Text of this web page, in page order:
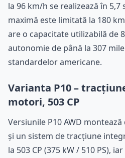
la 96 km/h se realizează în 5,7
maximă este limitată la 180
are o capacitate utilizabilă de
autonomie de până la 307
standardelor americane.
Varianta P10 –
motori, 503 CP
Versiunile P10 AWD
și un sistem de tracțiune
la 503 CP (375 kW / 510 PS),